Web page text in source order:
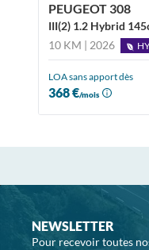
PEUGEOT 308
III(2) 1.2 Hybrid
10 KM | 2026
LOA sans apport dès
368 €/mois
NEWSLETTER
Pour recevoir toutes